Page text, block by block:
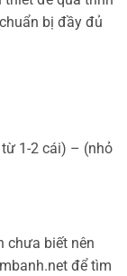
bị đầy đủ
1-2 cái) – (nhỏ
chưa biết nên
để tìm